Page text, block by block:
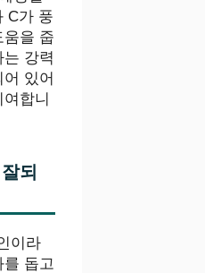
C가 풍
움을 줍
강력
있어
합니
되
이라
를 돕고